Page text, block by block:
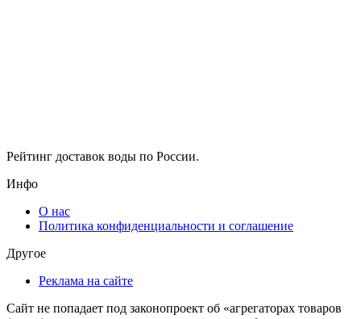
Рейтинг доставок воды по России.
Инфо
О нас
Политика конфиденциальности и соглашение
Другое
Реклама на сайте
Сайт не попадает под законопроект об «агрегаторах товаров